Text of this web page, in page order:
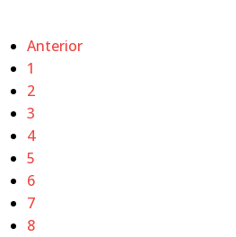
Anterior
1
2
3
4
5
6
7
8